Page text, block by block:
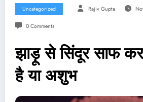
Uncategorized Rajiv Gupta
0 Comments
झाड़ू से सिंदूर साफ
है या अशुभ